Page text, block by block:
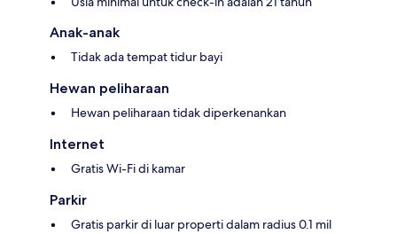
Anak-anak
Tidak ada tempat tidur bayi
Hewan peliharaan
Hewan peliharaan tidak diperkenankan
Internet
Gratis Wi-Fi di kamar
Parkir
Gratis parkir di luar properti dalam radius 0.1 mil